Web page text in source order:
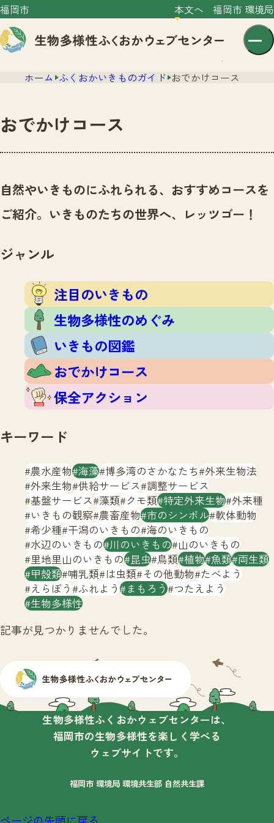
福岡市 本文へ 福岡市 環境局
文字サイズ 小 中 大
センター紹介
センター紹介TOP
サイトポリシー
ニュース
いきものガイド
注目のいきもの
生物多様性のめぐみ
いきもの図鑑
おでかけコース
保全アクション
イベント
いきもの調査隊
調査レポート
調査レポートTOP
調査結果
ふくおかいきものマップ
マッチング
マッチングTOP
掲載申し込みフォーム
お問合せ
生物多様性ふくおかウェブセンターとは
サイトマップ
ホーム ふくおかいきものガイド おでかけコース
おでかけコース
自然やいきものにふれられる、おすすめコースを
ご紹介。いきものたちの世界へ、レッツゴー！
ジャンル
注目のいきもの
生物多様性のめぐみ
いきもの図鑑
おでかけコース
保全アクション
キーワード
農水産物 海藻 博多湾のさかなたち 外来生物法
外来生物 供給サービス 調整サービス
基盤サービス 藻類 クモ類 特定外来生物 外来種
いきもの観察 農畜産物 市のシンボル 軟体動物
希少種 干潟のいきもの 海のいきもの
水辺のいきもの 川のいきもの 山のいきもの
里地里山のいきもの 昆虫 鳥類 植物 魚類 両生類
甲殻類 哺乳類 は虫類 その他動物 たべよう
えらぼう ふれよう まもろう つたえよう
生物多様性
記事が見つかりませんでした。
生物多様性ふくおかウェブセンターは、
福岡市の生物多様性を楽しく学べる
ウェブサイトです。
福岡市 環境局 環境共生部 自然共生課